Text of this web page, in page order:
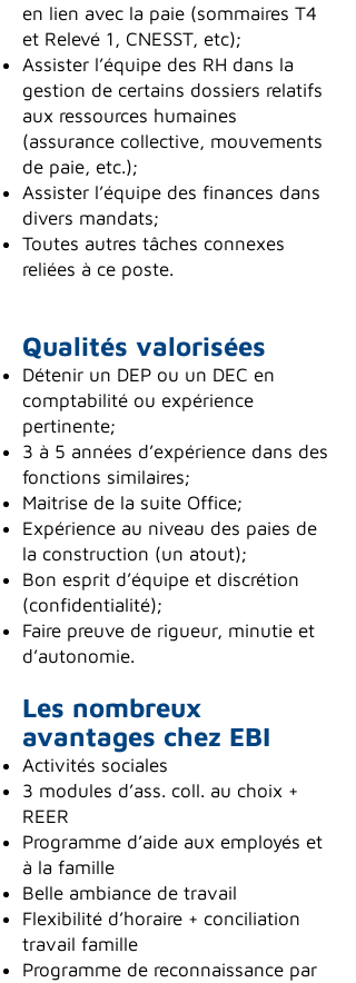
en lien avec la paie (sommaires T4
et Relevé 1, CNESST, etc);
Assister l’équipe des RH dans la
gestion de certains dossiers relatifs
aux ressources humaines
(assurance collective, mouvements
de paie, etc.);
Assister l’équipe des finances dans
divers mandats;
Toutes autres tâches connexes
reliées à ce poste.
Qualités valorisées
Détenir un DEP ou un DEC en
comptabilité ou expérience
pertinente;
3 à 5 années d’expérience dans des
fonctions similaires;
Maitrise de la suite Office;
Expérience au niveau des paies de
la construction (un atout);
Bon esprit d’équipe et discrétion
(confidentialité);
Faire preuve de rigueur, minutie et
d’autonomie.
Les nombreux
avantages chez EBI
Activités sociales
3 modules d’ass. coll. au choix +
REER
Programme d’aide aux employés et
à la famille
Belle ambiance de travail
Flexibilité d’horaire + conciliation
travail famille
Programme de reconnaissance par